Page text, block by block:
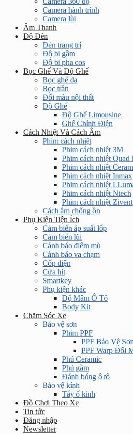
Camera hành trình
Camera lùi
Âm Thanh
Độ Đèn
Đèn trang trí
Độ bi gầm
Độ bi pha cos
Bọc Ghế Và Độ Ghế
Bọc ghế da
Bọc trần
Đổi màu nội thất
Độ Ghế
Độ Ghế Limousine
Ghế Chỉnh Điện
Cách Nhiệt Và Cách Âm
Phim cách nhiệt
Phim cách nhiệt 3M
Phim cách nhiệt Quad
Phim cách nhiệt
Phim cách nhiệt Inmax
Phim cách nhiệt
Phim cách nhiệt Ntech
Phim cách nhiệt Zivent
Cách âm chống ồn
Phụ Kiện Tiện Ích
Cảm biến áp suất lốp
Cảm biến lùi
Cảnh báo điểm mù
Cảnh báo va chạm
Cốp điện
Cửa hít
Smartkey
Phụ kiện khác
Độ Mâm Ô Tô
Body Kit
Chăm Sóc Xe
Bảo vệ sơn
Phim PPF
PPF Bảo Vệ
PPF Warp Đổi
Phủ Ceramic
Phủ gầm
Đánh bóng ô tô
Bảo vệ kính
Tẩy ố kính
Đồ Chơi Theo Xe
Tin tức
Đăng nhập
Newsletter